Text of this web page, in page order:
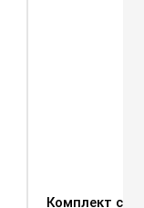
Комплект